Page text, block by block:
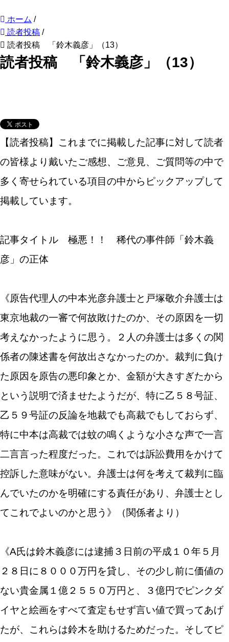
ホーム /
読者投稿 /
読者投稿 「鈴木義彦」（13）
読者投稿 「鈴木義彦」（13）
【読者投稿】これまでに掲載した記事に対して読者
の皆様より戴いたご感想、ご意見、ご質問等の中で
多く寄せられている項目の中からピックアップして
掲載しています。
記事タイトル 極悪！！ 稀代の事件師「鈴木義
彦」の正体
《原告代理人の中本光彦弁護士と戸塚敬介弁護士は
東京地裁の一審で何故敗けたのか、その原因を一切
考えなかったように思う。２人の弁護士は多くの関
係者の陳述書を何故出さなかったのか。裁判に負け
た原因を原告の悪印象とか、金額が大きすぎたから
という説明で済ませたようだが、特に乙５８号証、
乙５９号証の反論を地裁でも高裁でもしておらず、
特に中本は高裁では蚊の鳴くような小さな声で一言
二言言った程度だった。これでは訴訟費用をかけて
控訴した意味がない。弁護士は何を考えて裁判に臨
んでいたのかを明確にする責任があり、弁護士とし
てこれでよいのかと思う》（関係者より）
《A氏は鈴木義彦には逮捕３日前の平成１０年５月
２８日に８０００万円を貸し、その少し前に価値の
ない貴金属１億２５５０万円と、３億円でピンクダ
イヤと絵画をすべて査定もせず言い値で買ってあげ
たが、これらは鈴木を助けるためだった。そしてピ